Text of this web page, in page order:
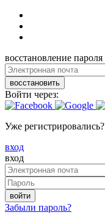
восстановление пароля
восстановить
Войти через:
Уже регистрировались?
вход
вход
войти
Забыли пароль?